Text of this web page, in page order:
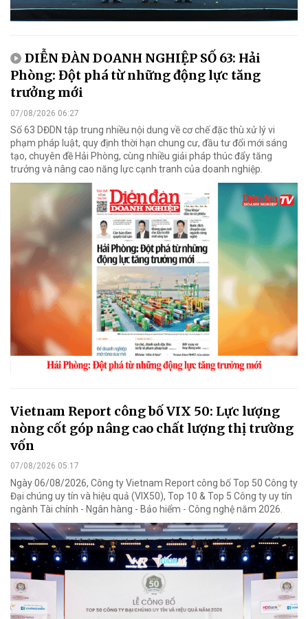
DIỄN ĐÀN DOANH NGHIỆP SỐ 63: Hải
Phòng: Đột phá từ những động lực tăng
trưởng mới
07/08/2026 06:27
Số 63 DĐDN tập trung nhiều nội dung về cơ chế đặc thù xử lý vi
phạm pháp luật, quy định thời hạn chung cư, đầu tư đổi mới sáng
tạo, chuyên đề Hải Phòng, cùng nhiều giải pháp thúc đẩy tăng
trưởng và nâng cao năng lực cạnh tranh của doanh nghiệp.
Vietnam Report công bố VIX 50: Lực lượng
nòng cốt góp nâng cao chất lượng thị trường
vốn
07/08/2026 05:17
Ngày 06/08/2026, Công ty Vietnam Report công bố Top 50 Công ty
Đại chúng uy tín và hiệu quả (VIX50), Top 10 & Top 5 Công ty uy tín
ngành Tài chính - Ngân hàng - Bảo hiểm - Công nghệ năm 2026.